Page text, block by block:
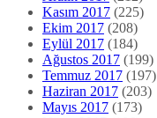
Kasım 2017 (225)
Ekim 2017 (208)
Eylül 2017 (184)
Ağustos 2017 (199)
Temmuz 2017 (197)
Haziran 2017 (203)
Mayıs 2017 (173)